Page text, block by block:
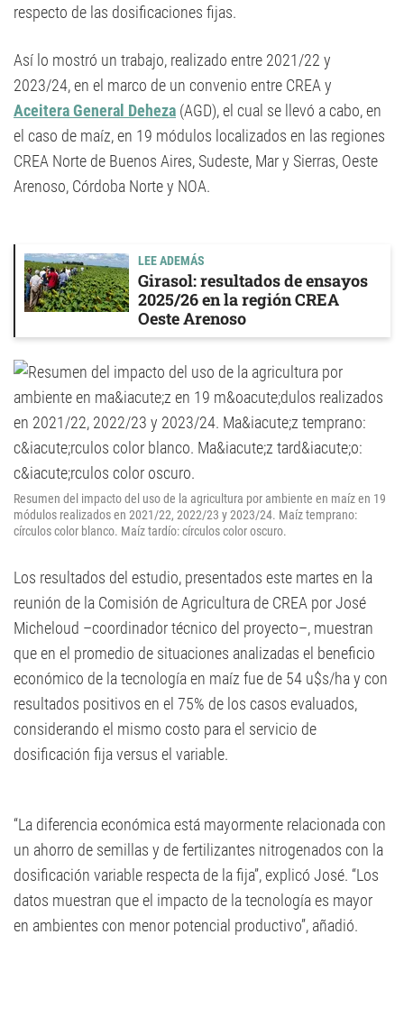
respecto de las dosificaciones fijas.
Así lo mostró un trabajo, realizado entre 2021/22 y
2023/24, en el marco de un convenio entre CREA y
Aceitera General Deheza (AGD), el cual se llevó a cabo, en
el caso de maíz, en 19 módulos localizados en las regiones
CREA Norte de Buenos Aires, Sudeste, Mar y Sierras, Oeste
Arenoso, Córdoba Norte y NOA.
LEE ADEMÁS
Girasol: resultados de ensayos
2025/26 en la región CREA
Oeste Arenoso
Resumen del impacto del uso de la agricultura por ambiente en maíz en 19
módulos realizados en 2021/22, 2022/23 y 2023/24. Maíz temprano:
círculos color blanco. Maíz tardío: círculos color oscuro.
Los resultados del estudio, presentados este martes en la
reunión de la Comisión de Agricultura de CREA por José
Micheloud –coordinador técnico del proyecto–, muestran
que en el promedio de situaciones analizadas el beneficio
económico de la tecnología en maíz fue de 54 u$s/ha y con
resultados positivos en el 75% de los casos evaluados,
considerando el mismo costo para el servicio de
dosificación fija versus el variable.
“La diferencia económica está mayormente relacionada con
un ahorro de semillas y de fertilizantes nitrogenados con la
dosificación variable respecta de la fija”, explicó José. “Los
datos muestran que el impacto de la tecnología es mayor
en ambientes con menor potencial productivo”, añadió.